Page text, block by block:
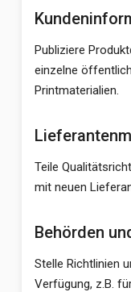
Publiziere
einzelne
Printmaterialien.
Teile
mit neuen
Behörden
Stelle Richtlinien
Verfügung, z.B.